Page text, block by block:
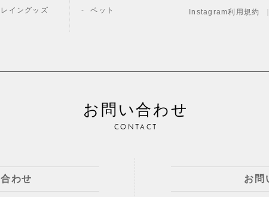
レイングッズ
ペット
Instagram利用規約
お問い合わせ
CONTACT
わせ お問